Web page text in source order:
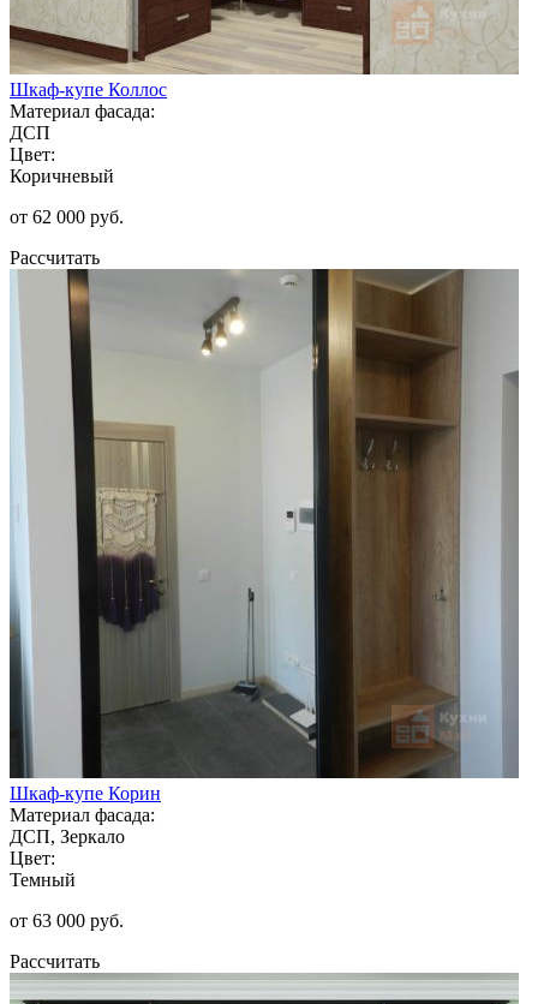
Шкаф-купе Коллос
Материал фасада:
ДСП
Цвет:
Коричневый
от 62 000 руб.
Рассчитать
Шкаф-купе Корин
Материал фасада:
ДСП, Зеркало
Цвет:
Темный
от 63 000 руб.
Рассчитать